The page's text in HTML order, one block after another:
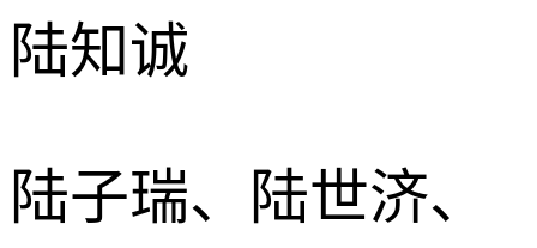
陆知诚
陆子瑞、陆世济、